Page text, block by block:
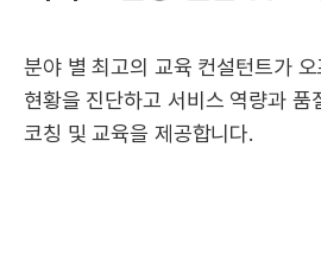
분야 별 최고의 교육 컨설턴트가 오
현황을 진단하고 서비스 역량과 품
코칭 및 교육을 제공합니다.